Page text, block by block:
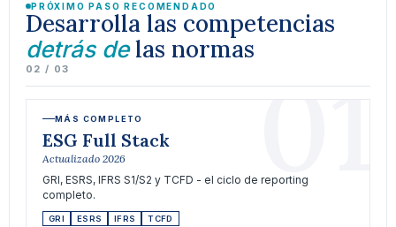
PRÓXIMO PASO RECOMENDADO
Desarrolla las competencias
detrás delas normas
02 / 03 01
MÁS COMPLETO
ESG Full Stack
Actualizado 2026
GRI, ESRS, IFRS S1/S2 y TCFD - el ciclo de reporting
completo.
GRI ESRS IFRS TCFD